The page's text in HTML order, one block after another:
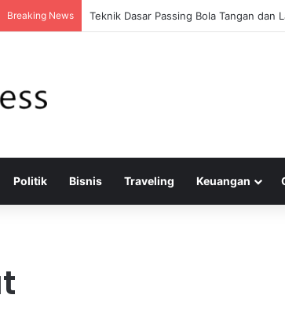
Breaking News Pengaruh Perdagangan Narkoba
Politik Bisnis Traveling Keuangan